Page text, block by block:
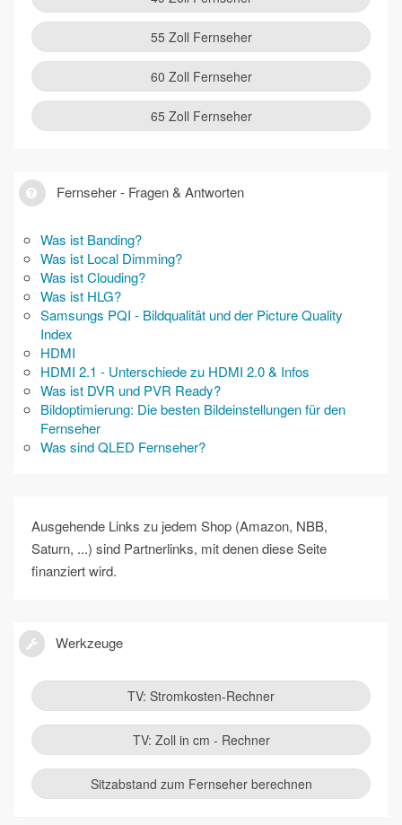
55 Zoll Fernseher
60 Zoll Fernseher
65 Zoll Fernseher
Fernseher - Fragen & Antworten
Was ist Banding?
Was ist Local Dimming?
Was ist Clouding?
Was ist HLG?
Samsungs PQI - Bildqualität und der Picture Quality
Index
HDMI
HDMI 2.1 - Unterschiede zu HDMI 2.0 & Infos
Was ist DVR und PVR Ready?
Bildoptimierung: Die besten Bildeinstellungen für den
Fernseher
Was sind QLED Fernseher?
Ausgehende Links zu jedem Shop (Amazon, NBB,
Saturn, ...) sind Partnerlinks, mit denen diese Seite
finanziert wird.
Werkzeuge
TV: Stromkosten-Rechner
TV: Zoll in cm - Rechner
Sitzabstand zum Fernseher berechnen